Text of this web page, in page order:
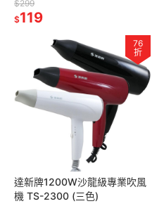
$299
$119
76
折
達新牌1200W沙龍級專業吹風
機 TS-2300 (三色)